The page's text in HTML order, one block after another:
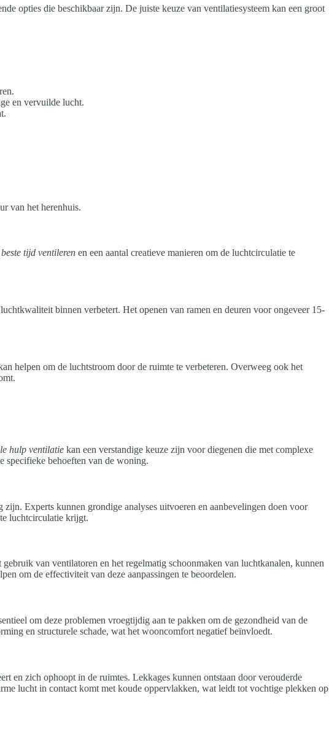
opties die beschikbaar zijn. De juiste keuze van ventilatiesysteem kan een groot
en vervuilde lucht.
van het herenhuis.
beste tijd ventileren en een aantal creatieve manieren om de luchtcirculatie te
binnen verbetert. Het openen van ramen en deuren voor ongeveer 15-
helpen om de luchtstroom door de ruimte te verbeteren. Overweeg ook het
hulp ventilatie kan een verstandige keuze zijn voor diegenen die met complexe
specifieke behoeften van de woning.
zijn. Experts kunnen grondige analyses uitvoeren en aanbevelingen doen voor
luchtcirculatie krijgt.
van ventilatoren en het regelmatig schoonmaken van luchtkanalen, kunnen
om de effectiviteit van deze aanpassingen te beoordelen.
om deze problemen vroegtijdig aan te pakken om de gezondheid van de
en structurele schade, wat het wooncomfort negatief beïnvloedt.
en zich ophoopt in de ruimtes. Lekkages kunnen ontstaan door verouderde
lucht in contact komt met koude oppervlakken, wat leidt tot vochtige plekken op